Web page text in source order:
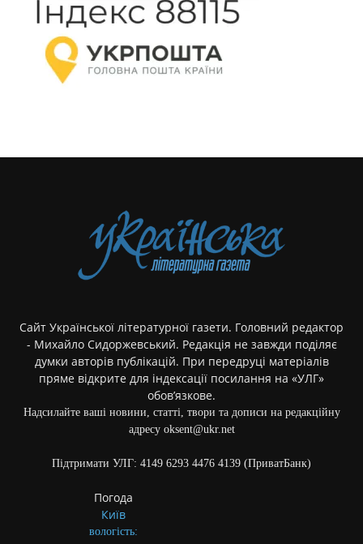
Сайт Української літературної газети. Головний редактор
- Михайло Сидоржевський. Редакція не завжди поділяє
думки авторів публікацій. При передруці матеріалів
пряме відкрите для індексації посилання на «УЛГ»
обов’язкове.
Надсилайте ваші новини, статті, твори та дописи на редакційну
адресу oksent@ukr.net
Підтримати УЛГ: 4149 6293 4476 4139 (ПриватБанк)
Погода
Київ
вологість: